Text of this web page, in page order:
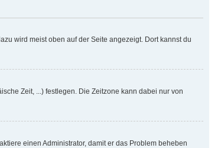
wird meist oben auf der Seite angezeigt. Dort kannst du
Zeit, ...) festlegen. Die Zeitzone kann dabei nur von
einen Administrator, damit er das Problem beheben